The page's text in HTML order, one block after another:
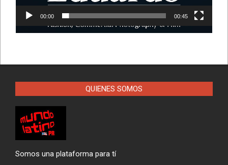
00:00 00:45
QUIENES SOMOS
Somos una plataforma para tí